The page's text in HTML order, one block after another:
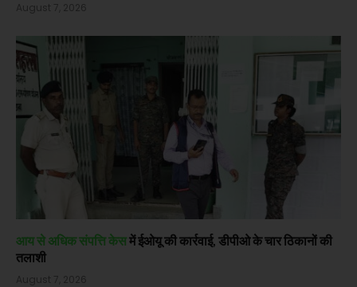
August 7, 2026
आय से अधिक संपत्ति केसमें ईओयू की कार्रवाई, डीपीओ के चार ठिकानों की
तलाशी
August 7, 2026